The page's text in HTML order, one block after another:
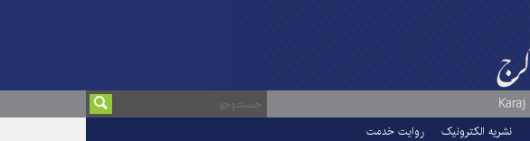
نشریه الکترونیک روایت خدمت